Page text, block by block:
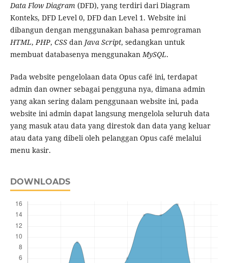
Data Flow Diagram (DFD), yang terdiri dari Diagram
Konteks, DFD Level 0, DFD dan Level 1. Website ini
dibangun dengan menggunakan bahasa pemrograman
HTML,PHP, CSS dan Java Script, sedangkan untuk
membuat databasenya menggunakanMySQL.
Pada website pengelolaan data Opus café ini, terdapat
admin dan owner sebagai pengguna nya, dimana admin
yang akan sering dalam penggunaan website ini, pada
website ini admin dapat langsung mengelola seluruh data
yang masuk atau data yang direstok dan data yang keluar
atau data yang dibeli oleh pelanggan Opus café melalui
menu kasir.
DOWNLOADS